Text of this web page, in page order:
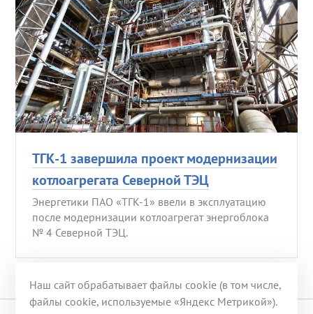
ТГК-1 завершила проект модернизации
котлоагрегата Северной ТЭЦ
Энергетики ПАО «ТГК-1» ввели в эксплуатацию
после модернизации котлоагрегат энергоблока
№ 4 Северной ТЭЦ.
Наш сайт обрабатывает файлы cookie (в том числе,
файлы cookie, используемые «Яндекс Метрикой»).